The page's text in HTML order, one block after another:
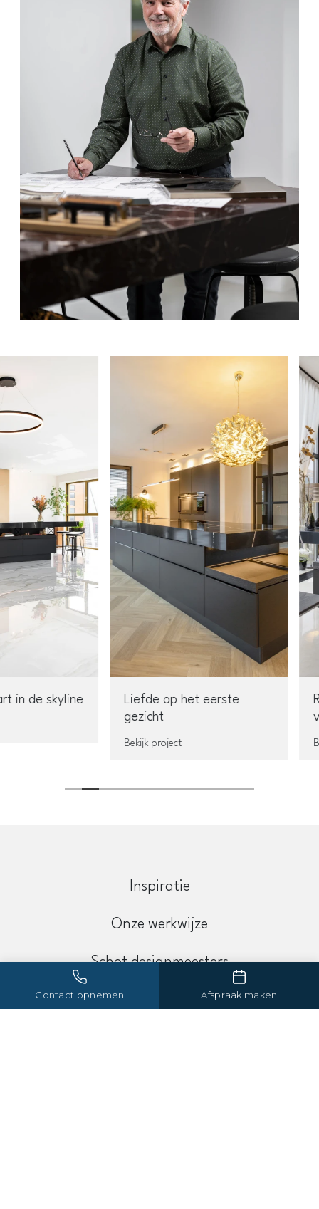
de skyline
Liefde op het eerste
gezicht
Bekijk project
Inspiratie
Onze werkwijze
Schot designmeesters
Contact opnemen Afspraak maken